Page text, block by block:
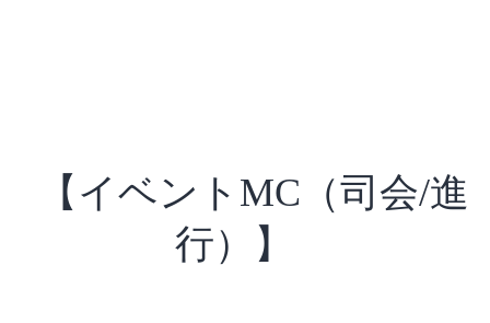
【イベントMC（司会/進
行）】